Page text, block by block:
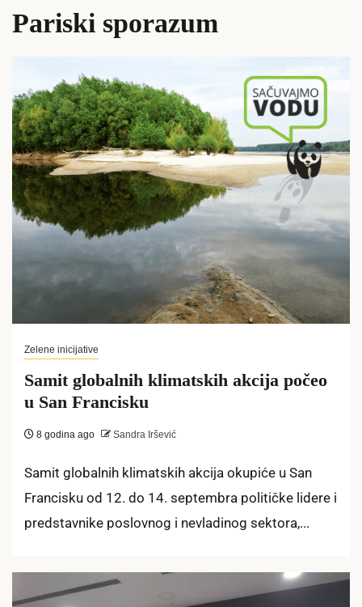
Pariski sporazum
Zelene inicijative
Samit globalnih klimatskih akcija počeo
u San Francisku
8 godina ago Sandra Iršević
Samit globalnih klimatskih akcija okupiće u San
Francisku od 12. do 14. septembra političke lidere i
predstavnike poslovnog i nevladinog sektora,...